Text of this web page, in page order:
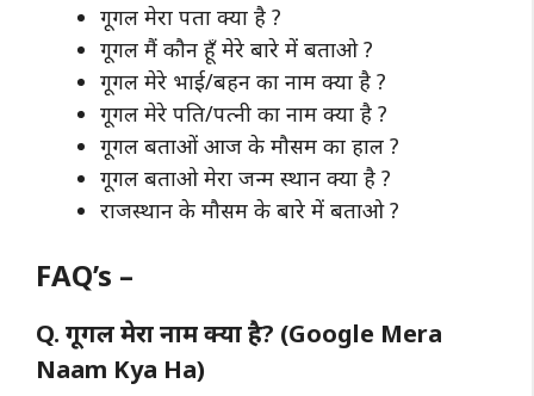
गूगल मेरा पता क्या है ?
गूगल मैं कौन हूँ मेरे बारे में बताओ ?
गूगल मेरे भाई/बहन का नाम क्या है ?
गूगल मेरे पति/पत्नी का नाम क्या है ?
गूगल बताओं आज के मौसम का हाल ?
गूगल बताओ मेरा जन्म स्थान क्या है ?
राजस्थान के मौसम के बारे में बताओ ?
FAQ’s –
Q. गूगल मेरा नाम क्या है? (Google Mera
Naam Kya Ha)